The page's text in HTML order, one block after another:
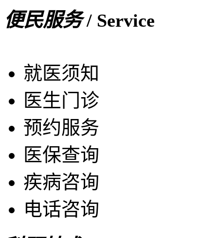
便民服务/ Service
就医须知
医生门诊
预约服务
医保查询
疾病咨询
电话咨询